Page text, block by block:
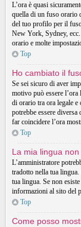
L’ora è quasi
quella di un fuso orario
del tuo profilo per il
New York, Sydney,
orario e molte
Top
Ho cambiato il
Se sei sicuro di aver
motivo può essere
di orario tra ora legale e
potrebbe essere
far coincidere l’ora
Top
La mia lingua
L’amministratore
tradotto nella tua
tua lingua. Se non
informazioni al sito del
Top
Come posso